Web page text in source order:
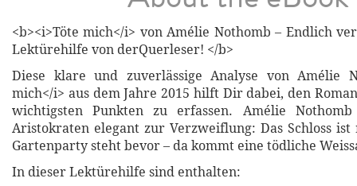
<b><i>Töte mich</i> von Amélie Nothomb – Endlich
Lektürehilfe von derQuerleser! </b>
Diese klare und zuverlässige Analyse von Amélie
mich</i> aus dem Jahre 2015 hilft Dir dabei, den
wichtigsten Punkten zu erfassen. Amélie
Aristokraten elegant zur Verzweiflung: Das Schloss
Gartenparty steht bevor – da kommt eine tödliche
In dieser Lektürehilfe sind enthalten: